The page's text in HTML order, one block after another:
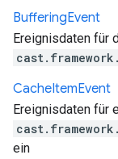
BufferingEvent
Ereignisdaten für
CacheItemEvent
Ereignisdaten für
ein